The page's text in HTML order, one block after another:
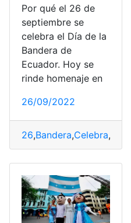
jugador,jugar,memorias,Quito
Por qué el 26 de
septiembre se
celebra el Día de la
Bandera de
Ecuador. Hoy se
rinde homenaje en
26/09/2022
26,Bandera,Celebra,